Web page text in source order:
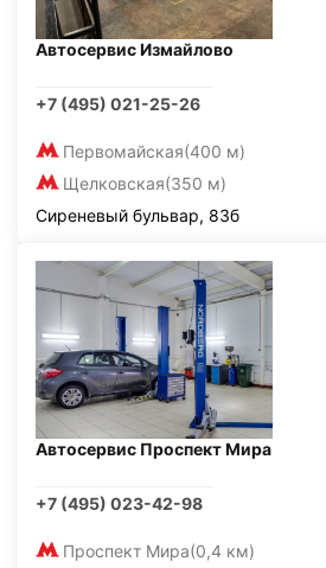
Автосервис Измайлово
+7 (495) 021-25-26
Первомайская(400 м)
Щелковская(350 м)
Сиреневый бульвар, 83б
Автосервис Проспект Мира
+7 (495) 023-42-98
Проспект Мира(0,4 км)